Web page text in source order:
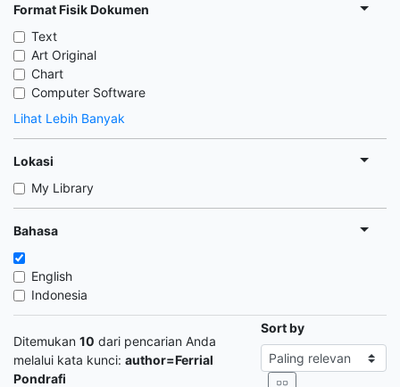
Format Fisik Dokumen
Text
Art Original
Chart
Computer Software
Lihat Lebih Banyak
Lokasi
My Library
Bahasa
English
Indonesia
Ditemukan 10 dari pencarian Anda
melalui kata kunci: author=Ferrial
Pondrafi
Sort by